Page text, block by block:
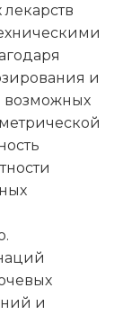
и
возможных
и